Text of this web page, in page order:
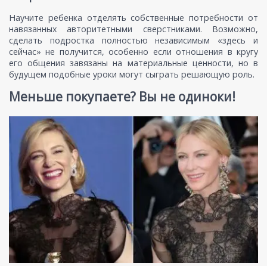
Научите ребенка отделять собственные потребности от
навязанных авторитетными сверстниками. Возможно,
сделать подростка полностью независимым «здесь и
сейчас» не получится, особенно если отношения в кругу
его общения завязаны на материальные ценности, но в
будущем подобные уроки могут сыграть решающую роль.
Меньше покупаете? Вы не одиноки!